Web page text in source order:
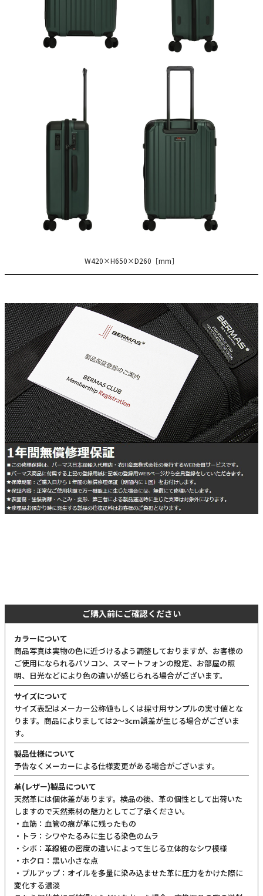
W420×H650×D260［mm］
ご購入前にご確認ください
カラーについて
商品写真は実物の色に近づけるよう調整しておりますが、お客様の
ご使用になられるパソコン、スマートフォンの設定、お部屋の照
明、日光などにより色の違いが感じられる場合がございます。
サイズについて
サイズ表記はメーカー公称値もしくは採寸用サンプルの実寸値とな
ります。商品によりましては2〜3cm誤差が生じる場合がございま
す。
製品仕様について
予告なくメーカーによる仕様変更がある場合がございます。
革(レザー)製品について
天然革には個体差があります。検品の後、革の個性として出荷いた
しますので天然素材の魅力としてご了承ください。
・血筋：血管の痕が革に残ったもの
・トラ：シワやたるみに生じる染色のムラ
・シボ：革線維の密度の違いによって生じる立体的なシワ模様
・ホクロ：黒い小さな点
・プルアップ：オイルを多量に染み込ませた革に圧力をかけた際に
変化する濃淡